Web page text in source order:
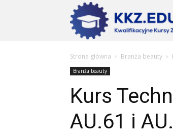
Strona główna Branża beauty
Branża beauty
Kurs
AU.61 i